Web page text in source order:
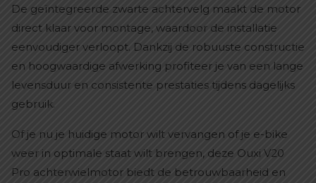
De geïntegreerde zwarte achtervelg maakt de motor
direct klaar voor montage, waardoor de installatie
eenvoudiger verloopt. Dankzij de robuuste constructie
en hoogwaardige afwerking profiteer je van een lange
levensduur en consistente prestaties tijdens dagelijks
gebruik.
Of je nu je huidige motor wilt vervangen of je e-bike
weer in optimale staat wilt brengen, deze Ouxi V20
Pro achterwielmotor biedt de betrouwbaarheid en